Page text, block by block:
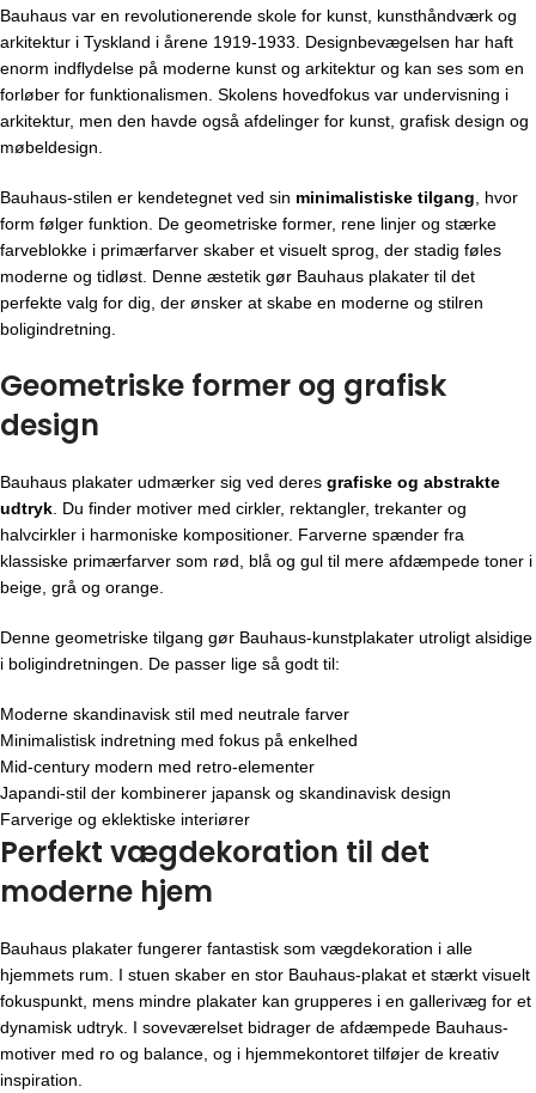
Bauhaus var en revolutionerende skole for kunst, kunsthåndværk og
arkitektur i Tyskland i årene 1919-1933. Designbevægelsen har haft
enorm indflydelse på moderne kunst og arkitektur og kan ses som en
forløber for funktionalismen. Skolens hovedfokus var undervisning i
arkitektur, men den havde også afdelinger for kunst, grafisk design og
møbeldesign.
Bauhaus-stilen er kendetegnet ved sin minimalistiske tilgang , hvor
form følger funktion. De geometriske former, rene linjer og stærke
farveblokke i primærfarver skaber et visuelt sprog, der stadig føles
moderne og tidløst. Denne æstetik gør Bauhaus plakater til det
perfekte valg for dig, der ønsker at skabe en moderne og stilren
boligindretning.
Geometriske former og grafisk
design
Bauhaus plakater udmærker sig ved deres grafiske og abstrakte
udtryk . Du finder motiver med cirkler, rektangler, trekanter og
halvcirkler i harmoniske kompositioner. Farverne spænder fra
klassiske primærfarver som rød, blå og gul til mere afdæmpede toner i
beige, grå og orange.
Denne geometriske tilgang gør Bauhaus-kunstplakater utroligt alsidige
i boligindretningen. De passer lige så godt til:
Moderne skandinavisk stil med neutrale farver
Minimalistisk indretning med fokus på enkelhed
Mid-century modern med retro-elementer
Japandi-stil der kombinerer japansk og skandinavisk design
Farverige og eklektiske interiører
Perfekt vægdekoration til det
moderne hjem
Bauhaus plakater fungerer fantastisk som vægdekoration i alle
hjemmets rum. I stuen skaber en stor Bauhaus-plakat et stærkt visuelt
fokuspunkt, mens mindre plakater kan grupperes i en gallerivæg for et
dynamisk udtryk. I soveværelset bidrager de afdæmpede Bauhaus-
motiver med ro og balance, og i hjemmekontoret tilføjer de kreativ
inspiration.